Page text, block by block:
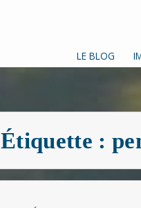
LE BLOG
Étiquette :